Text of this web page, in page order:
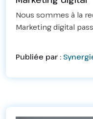
Nous sommes à la
Marketing digital
principales :–
stratégies d...
Publiée par :